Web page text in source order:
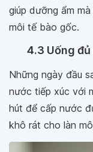
giúp dưỡng ẩm
môi tế bào gốc.
4.3 Uống
Những ngày đầu
nước tiếp xúc với
hút để cấp nước
khô rát cho làn